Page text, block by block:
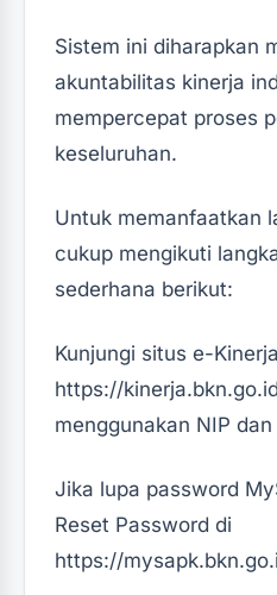
Sistem ini diharapkan
akuntabilitas kinerja
mempercepat proses
keseluruhan.
Untuk memanfaatkan
cukup mengikuti
sederhana berikut:
Kunjungi situs e-
https://
menggunakan NIP
Jika lupa password
Reset Password di
https://